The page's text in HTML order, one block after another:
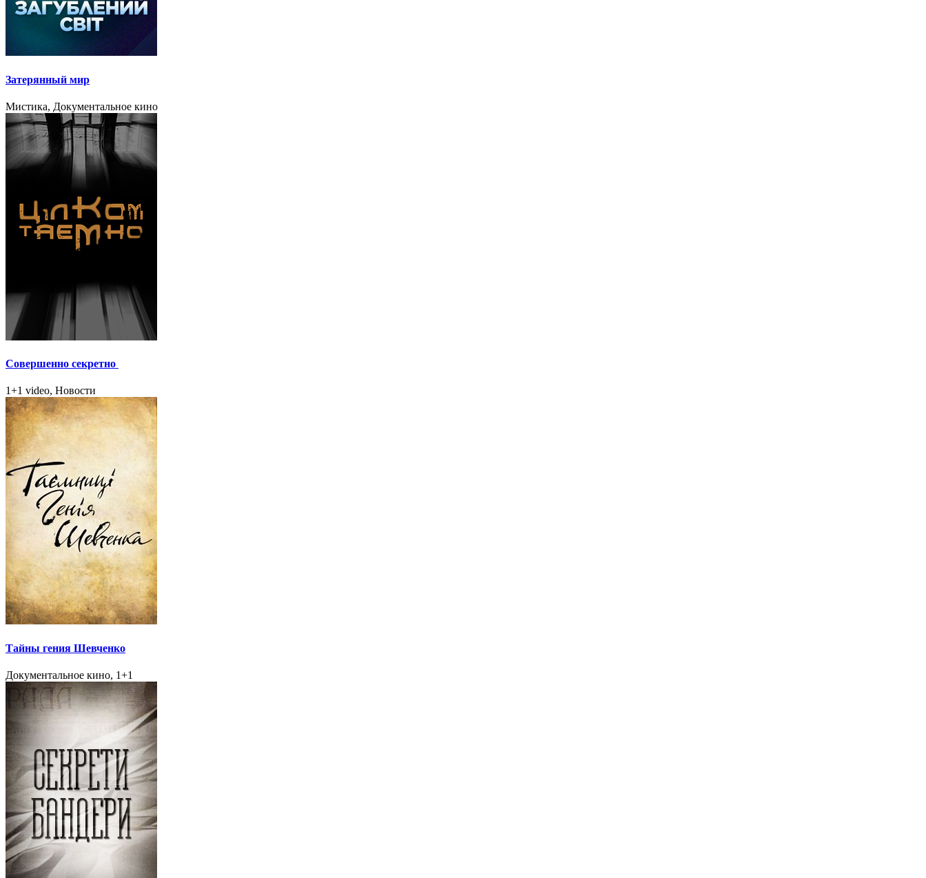
Затерянный мир
Мистика, Документальное кино
Совершенно секретно
1+1 video, Новости
Тайны гения Шевченко
Документальное кино, 1+1